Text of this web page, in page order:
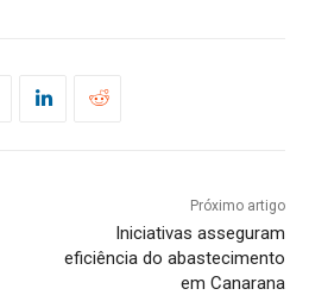
Próximo artigo
Iniciativas asseguram
eficiência do abastecimento
em Canarana